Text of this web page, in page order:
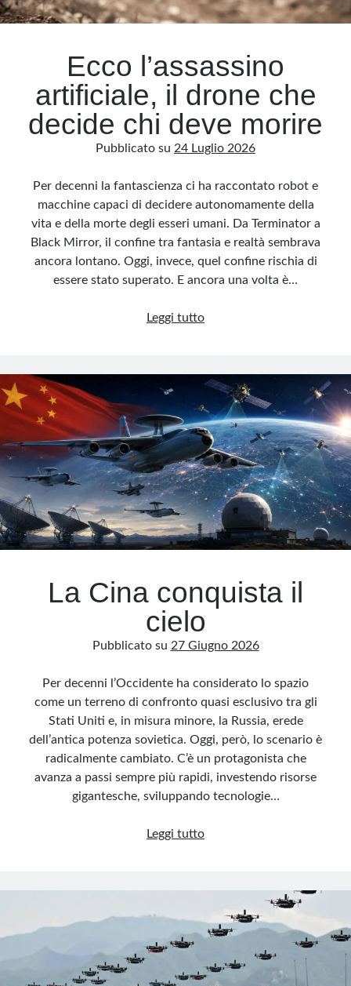
Archivio
Categorie
Questo blog non rappresenta una testata giornalistica, in quanto viene aggiornato
sensi della legge n· 62 del 7.03.2001. L’autore non è responsabile di quanto
pubblicato dai lettori nei commenti ai vari post. Saranno comunque cancellati quelli
ritenuti offensivi o lesivi dell’immagine o dell’onorabilità di terzi, di genere spam,
razzisti o che contengano dati personali non conformi al rispetto delle norme sulla
privacy. Alcune immagini inserite in questo blog sono tratte da Internet e, pertanto,
immediatamente rimosse. L’autore del blog non è responsabile dei siti collegati
Meta
Accedi
Feed dei contenuti
Feed dei commenti
WordPress.org
Ecco l’assassino
artificiale, il drone che
decide chi deve morire
Pubblicato su 24 Luglio 2026
Per decenni la fantascienza ci ha raccontato robot e
macchine capaci di decidere autonomamente della
vita e della morte degli esseri umani. Da Terminator a
Black Mirror, il confine tra fantasia e realtà sembrava
ancora lontano. Oggi, invece, quel confine rischia di
essere stato superato. E ancora una volta è…
Leggi tuttoEcco
il
drone
che
decide
chi
deve
morire
La Cina conquista il
cielo
Pubblicato su 27 Giugno 2026
Per decenni l’Occidente ha considerato lo spazio
come un terreno di confronto quasi esclusivo tra gli
Stati Uniti e, in misura minore, la Russia, erede
dell’antica potenza sovietica. Oggi, però, lo scenario è
radicalmente cambiato. C’è un protagonista che
avanza a passi sempre più rapidi, investendo risorse
gigantesche, sviluppando tecnologie…
Leggi tuttoLa